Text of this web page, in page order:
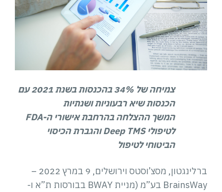
צמיחה של 34% בהכנסות בשנת 2021 עם
הכנסות שיא רבעוניות ושנתיות
המשך ההצלחה בהרחבת אישורי ה-FDA
לטיפוליDeep TMSוהגברת הכיסוי
הביטוחי לטיפול
ברלינגטון, מסצ’וסטס וירושלים, 9 במרץ 2022 –
BrainsWay בע”מ (מניית BWAY בבורסות ת”א ו-